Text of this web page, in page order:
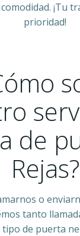
¡Tu
prioridad!
de
Rejas?
o
tanto
de puerta